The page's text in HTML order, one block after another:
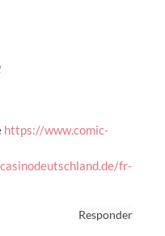
https://www.comic-
fr-
Responder